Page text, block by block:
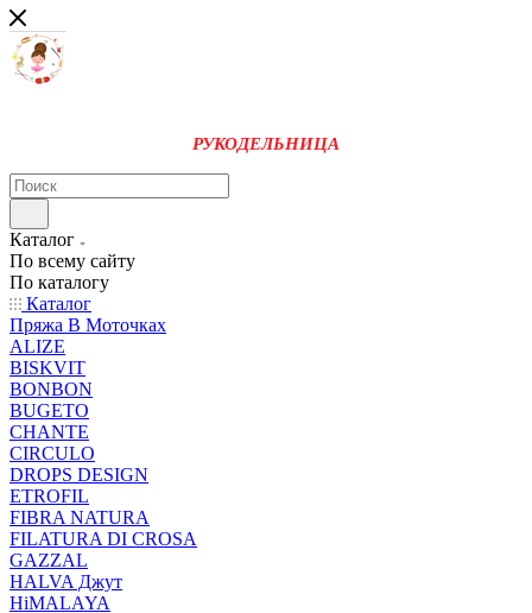
РУКОДЕЛЬНИЦА
Каталог
По всему сайту
По каталогу
Каталог
Пряжа В Моточках
ALIZE
BISKVIT
BONBON
BUGETO
CHANTE
CIRCULO
DROPS DESIGN
ETROFIL
FIBRA NATURA
FILATURA DI CROSA
GAZZAL
HALVA Джут
HiMALAYA